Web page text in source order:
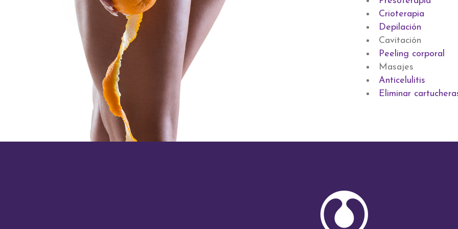
Crioterapia
Depilación
Cavitación
Peeling corporal
Masajes
Anticelulitis
Eliminar